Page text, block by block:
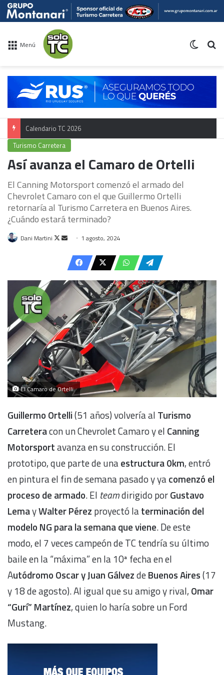
Menú
Calendario TC 2026
Turismo Carretera
Así avanza el Camaro de Ortelli
El Canning Motorsport comenzó el armado del
Chevrolet Camaro con el que Guillermo Ortelli
retornaría al Turismo Carretera en Buenos Aires.
¿Cuándo estará terminado?
Dani Martini
Follow
Send
email
1 agosto, 2024
El Camaro de Ortelli.
Guillermo Ortelli(51 años) volvería al Turismo
Carreteracon un Chevrolet Camaro y el Canning
Motorsportavanza en su construcción. El
prototipo, que parte de unaestructura 0km, entró
en pintura el fin de semana pasado y yacomenzó el
proceso de armado. El teamdirigido porGustavo
LemayWalter Pérez proyectó laterminación del
modelo NG para la semana que viene. De este
modo, el 7 veces campeón de TC tendría su último
baile en la “máxima” en la 10ª fecha en el
Autódromo Oscar y Juan GálvezdeBuenos Aires(17
y 18 de agosto). Al igual que su amigo y rival, Omar
“Gurí” Martínez, quien lo haría sobre un Ford
Mustang.